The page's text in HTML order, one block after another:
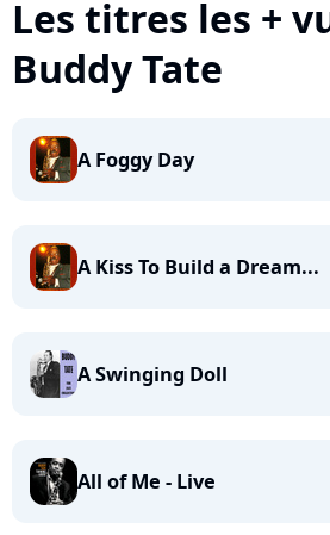
Les titres les +
Buddy Tate
A Foggy Day
A Kiss To Build a Dream...
A Swinging Doll
All of Me - Live